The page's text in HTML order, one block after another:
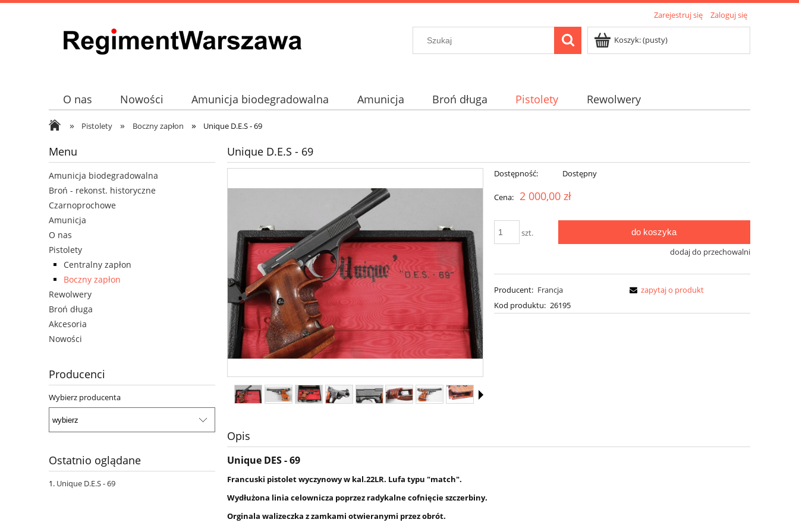
Zarejestruj się Zaloguj się
Koszyk:(pusty)
O nas Nowości Amunicja biodegradowalna Amunicja Broń długa Pistolety
Rewolwery
Broń - rekonst. historyczne
Czarnoprochowe
» Pistolety » Boczny zapłon » Unique D.E.S - 69
Menu
Amunicja biodegradowalna
Broń - rekonst. historyczne
Czarnoprochowe
Amunicja
O nas
Pistolety
Centralny zapłon
Boczny zapłon
Rewolwery
Broń długa
Akcesoria
Nowości
Producenci
Wybierz producenta
Ostatnio oglądane
Unique D.E.S - 69
Unique D.E.S - 69
Dostępność: Dostępny
Cena: 2 000,00 zł
szt. do koszyka
dodaj do przechowalni
Producent: Francja
Kod produktu: 26195
zapytaj o produkt
Opis
Unique DES - 69
Francuski pistolet wyczynowy w kal.22LR. Lufa typu "match".
Wydłużona linia celownicza poprzez radykalne cofnięcie szczerbiny.
Orginala walizeczka z zamkami otwieranymi przez obrót.